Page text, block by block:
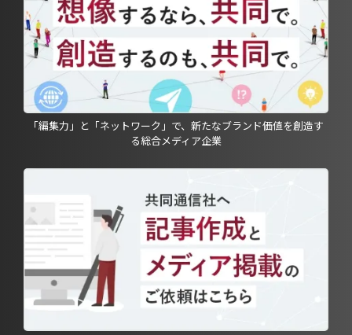
「編集力」と「ネットワーク」で、新たなブランド価値を創造す
る総合メディア企業